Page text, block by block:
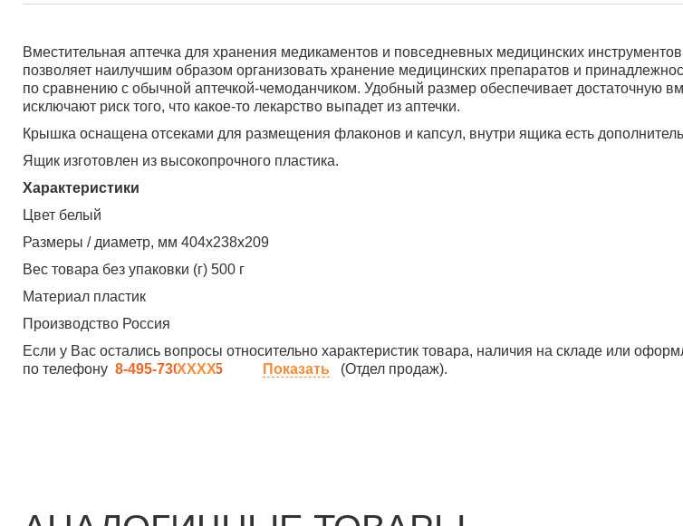
Вместительная аптечка для хранения медикаментов и повседневных медицинских
позволяет наилучшим образом организовать хранение медицинских препаратов и
по сравнению с обычной аптечкой-чемоданчиком. Удобный размер обеспечивает достаточную
исключают риск того, что какое-то лекарство выпадет из аптечки.
Крышка оснащена отсеками для размещения флаконов и капсул, внутри ящика есть
Ящик изготовлен из высокопрочного пластика.
Характеристики
Цвет белый
Размеры / диаметр, мм 404x238x209
Вес товара без упаковки (г) 500 г
Материал пластик
Производство Россия
Если у Вас остались вопросы относительно характеристик товара, наличия на складе или
по телефону 8-495-730-90-25 Показать (Отдел продаж).